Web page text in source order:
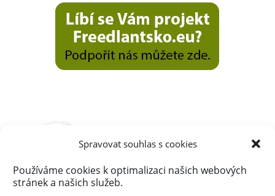
Spravovat souhlas s cookies
Používáme cookies k optimalizaci našich webových
stránek a našich služeb.